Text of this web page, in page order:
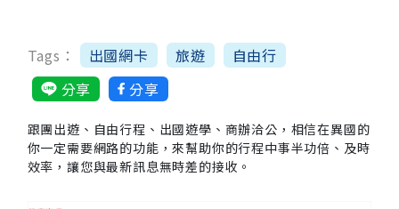
Tags： 出國網卡 旅遊
自由行
分享
分享
跟團出遊、自由行程、出國遊學、商辦洽公，相信在異國的
你一定需要網路的功能，來幫助你的行程中事半功倍、及時
效率，讓您與最新訊息無時差的接收。